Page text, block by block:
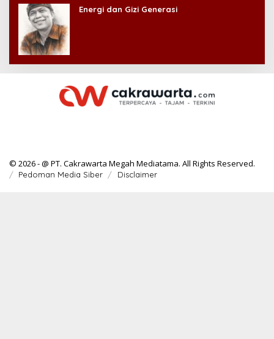
Energi dan Gizi Generasi
© 2026 - @ PT. Cakrawarta Megah Mediatama. All Rights Reserved.
Pedoman Media Siber Disclaimer